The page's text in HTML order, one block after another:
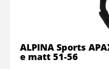
ALPINA Sports
e matt 51-56